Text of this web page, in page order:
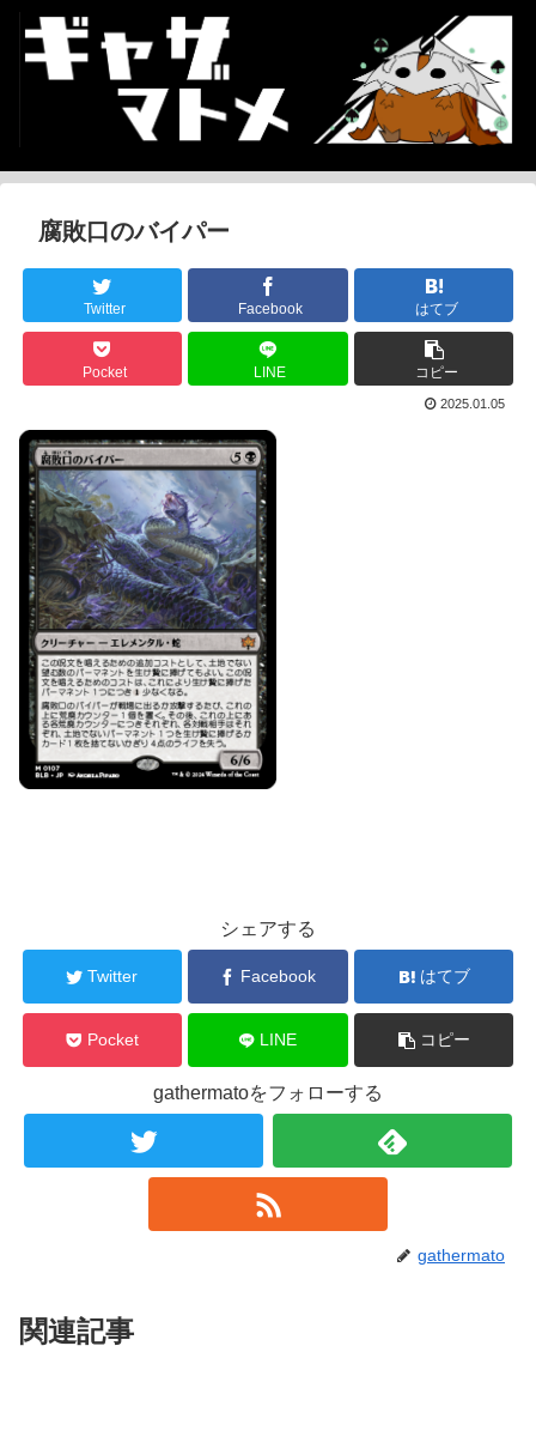
腐敗口のバイパー
Twitter Facebook はてブ
Pocket LINE コピー
2025.01.05
シェアする
Twitter Facebook はてブ
Pocket LINE コピー
gathermatoをフォローする
gathermato
関連記事